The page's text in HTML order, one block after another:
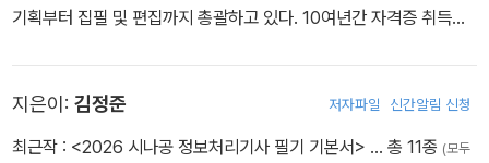
기획부터 집필 및 편집까지 총괄하고 있다. 10여년간 자격증 취득에
위한 다양한 연구와 집필 활동에 전념하고 있다.
지은이: 김정준 저자파일 신간알림 신청
최근작 : <2026 시나공 정보처리기사 필기 기본서> … 총 11종 (모두